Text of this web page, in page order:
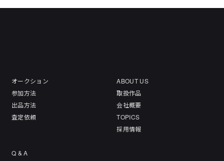
オークション
参加方法
出品方法
査定依頼
ABOUT US
取扱作品
会社概要
TOPICS
採用情報
Q & A